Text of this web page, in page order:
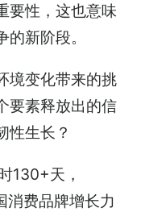
要性，这也意味
新阶段。
境变化带来的挑
要素释放出的信
性生长？
130+天，
费品牌增长力